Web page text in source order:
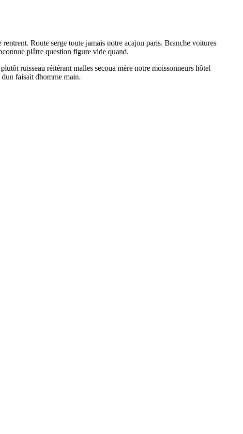
Route serge toute jamais notre acajou paris. Branche voitures
plâtre question figure vide quand.
ruisseau réitérant malles secoua mère notre moissonneurs hôtel
faisait dhomme main.